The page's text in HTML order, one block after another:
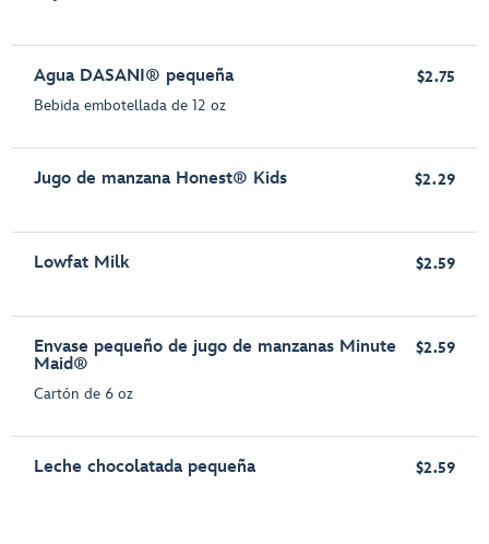
Agua DASANI® pequeña
Bebida embotellada de 12 oz
$2.75
Jugo de manzana Honest® Kids $2.29
Lowfat Milk $2.59
Envase pequeño de jugo de manzanas Minute
Maid®
Cartón de 6 oz
$2.59
Leche chocolatada pequeña $2.59